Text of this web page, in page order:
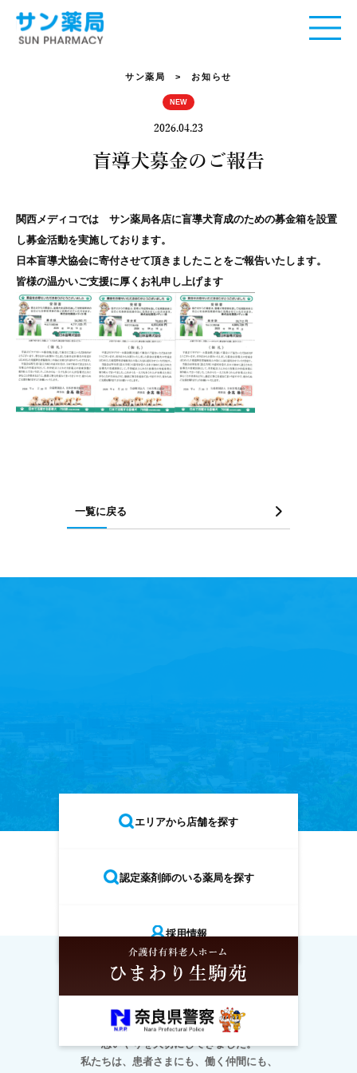
サン薬局 > お知らせ
NEW
2026.04.23
盲導犬募金のご報告
関西メディコでは サン薬局各店に盲導犬育成のための募金箱を設置
し募金活動を実施しております。
日本盲導犬協会に寄付させて頂きましたことをご報告いたします。
皆様の温かいご支援に厚くお礼申し上げます
一覧に戻る
エリアから店舗を探す
認定薬剤師のいる薬局を探す
採用情報
30年、奈良の地で医療と向き合い、
思いやりを大切にしてきました。
私たちは、患者さまにも、働く仲間にも、